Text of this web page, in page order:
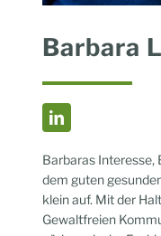
Barbara
Barbaras Interesse,
dem guten
klein auf. Mit der
Gewaltfreien